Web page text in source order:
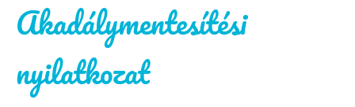
Akadálymentesítési
nyilatkozat